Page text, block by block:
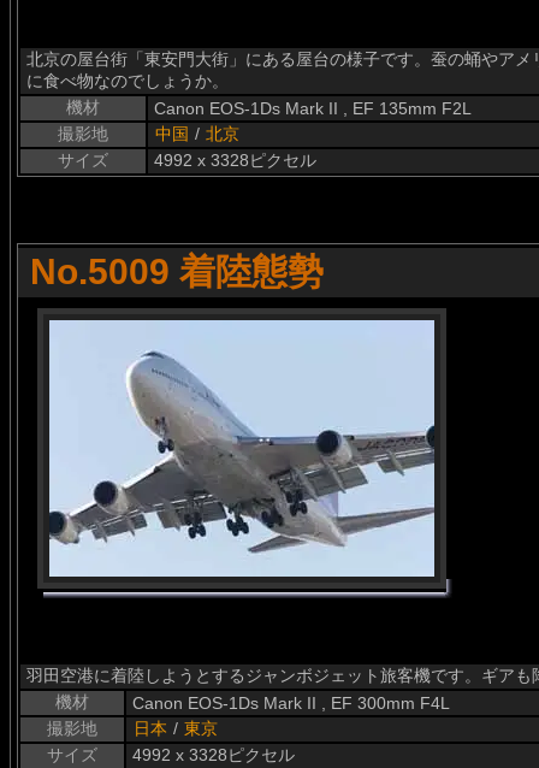
北京の屋台街「東安門大街」にある屋台の様子です。蚕の蛹やア
に食べ物なのでしょうか。
機材
Canon EOS-1Ds Mark II , EF 135mm F2L
撮影地
中国 / 北京
サイズ
4992 x 3328ピクセル
No.5009 着陸態勢
羽田空港に着陸しようとするジャンボジェット旅客機です。ギア
機材
Canon EOS-1Ds Mark II , EF 300mm F4L
撮影地
日本 / 東京
サイズ
4992 x 3328ピクセル